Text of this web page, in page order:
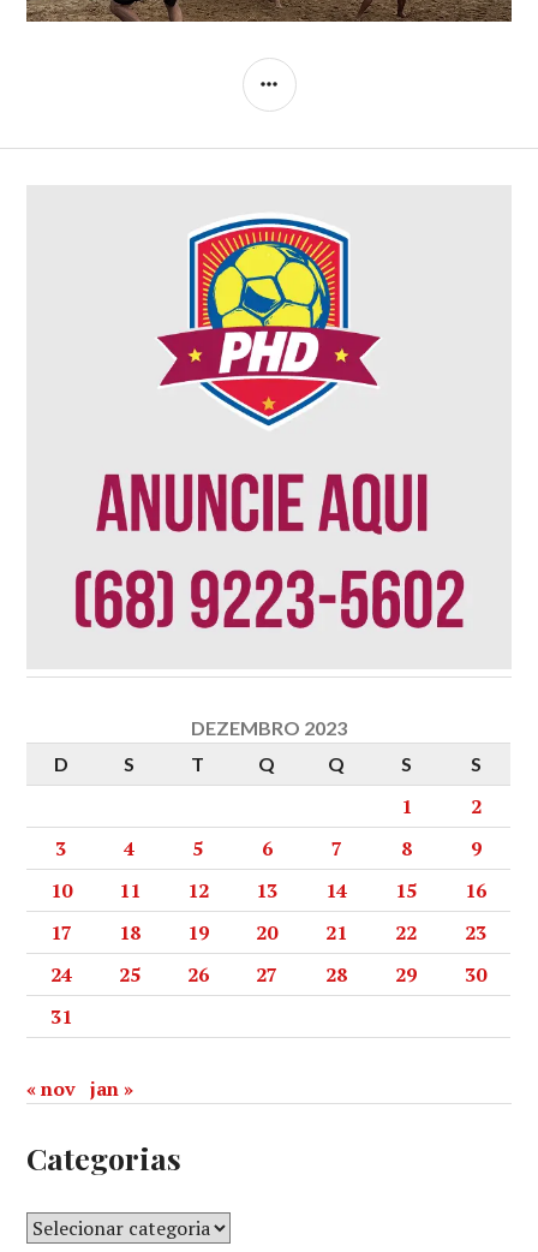
DEZEMBRO 2023
D
S T Q Q S S
1
2
3
4 5 6 7 8
9
10
11 12 13 14 15
16
17
18 19 20 21 22
23
24
25 26 27 28 29
30
31
« nov jan »
Categorias